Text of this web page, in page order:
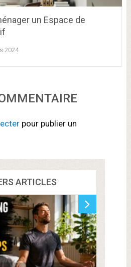
un Espace de
2024
pour publier un
ARTICLES